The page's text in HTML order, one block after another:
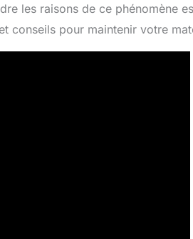
les raisons de ce phénomène
conseils pour maintenir votre